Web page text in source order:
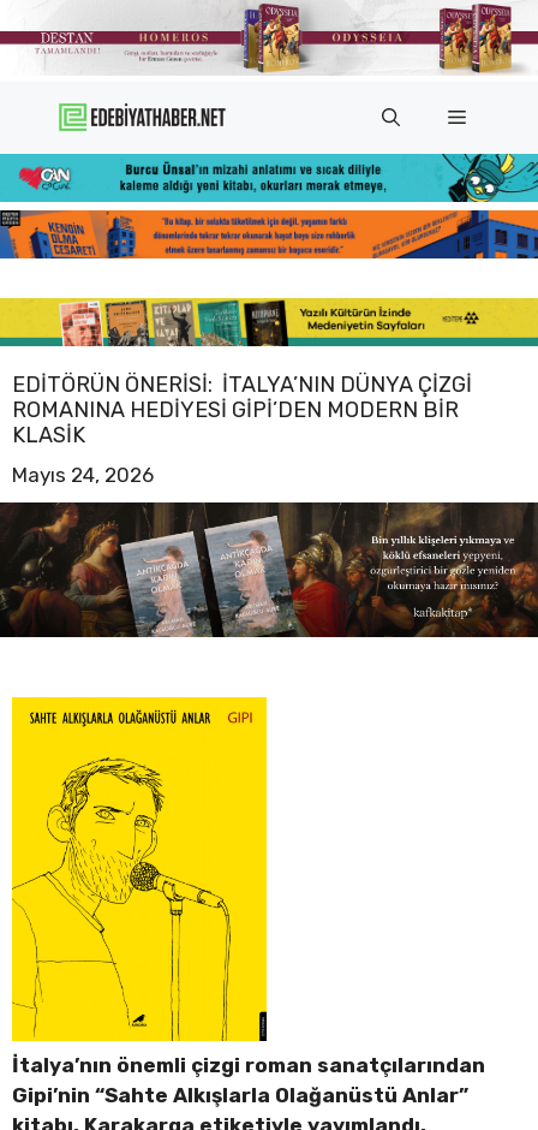
atla
Menü
EDITÖRÜN ÖNERISI: İTALYA’NIN DÜNYA ÇIZGI
ROMANINA HEDIYESI GIPI’DEN MODERN BIR
KLASIK
Mayıs 24, 2026
İtalya’nın önemli çizgi roman sanatçılarından
Gipi’nin “Sahte Alkışlarla Olağanüstü Anlar”